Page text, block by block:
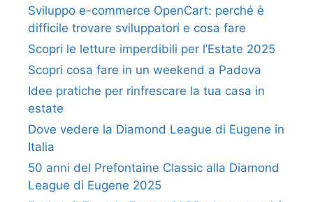
Sviluppo e-commerce OpenCart: perché è
difficile trovare sviluppatori e cosa fare
Scopri le letture imperdibili per l’Estate 2025
Scopri cosa fare in un weekend a Padova
Idee pratiche per rinfrescare la tua casa in
estate
Dove vedere la Diamond League di Eugene in
Italia
50 anni del Prefontaine Classic alla Diamond
League di Eugene 2025